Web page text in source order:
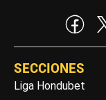
SECCIONES
Liga Hondubet